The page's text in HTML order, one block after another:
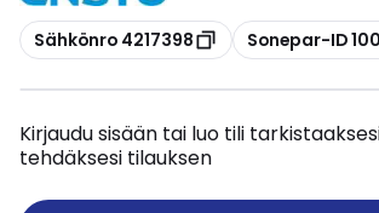
Kopioi
Sähkönro 4217398 Kopioi
Sonepar-ID
Kirjaudu sisään tai luo tili
tehdäksesi tilauksen